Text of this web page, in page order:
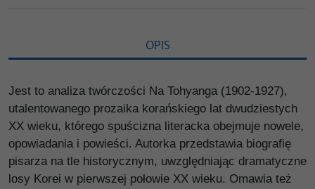
OPIS
Jest to analiza twórczości Na Tohyanga (1902-1927),
utalentowanego prozaika korańskiego lat dwudziestych
XX wieku, którego spuścizna literacka obejmuje nowele,
opowiadania i powieści. Autorka przedstawia biografię
pisarza na tle historycznym, uwzględniając dramatyczne
losy Korei w pierwszej połowie XX wieku. Omawia też